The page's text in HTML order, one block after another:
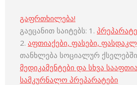
გაფრთხილება!
გაეცანით საიტებს: 1.
2. აფთიაქები, ფასები,
თანხლება სოციალურ
მედიკამენტები და სხვა
სამკურნალო პრეპარატები